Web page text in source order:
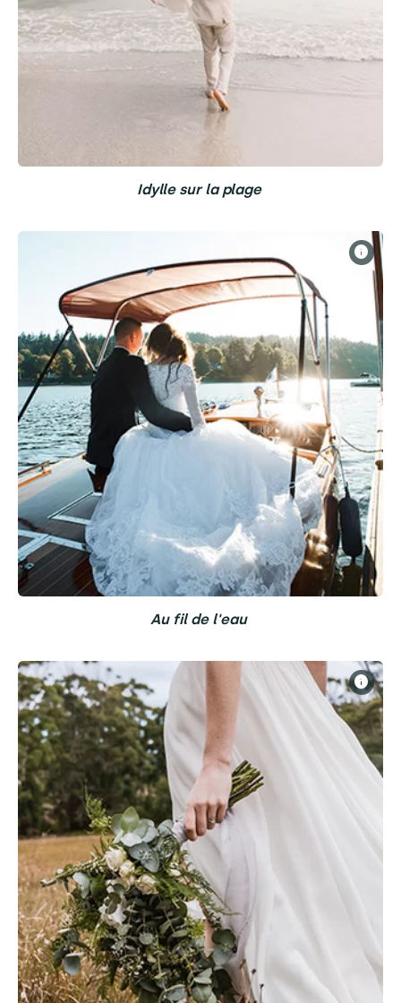
Idylle sur la plage
Au fil de l'eau